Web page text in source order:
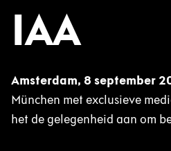
IAA
Amsterdam, 8 september
München met exclusieve
het de gelegenheid aan om